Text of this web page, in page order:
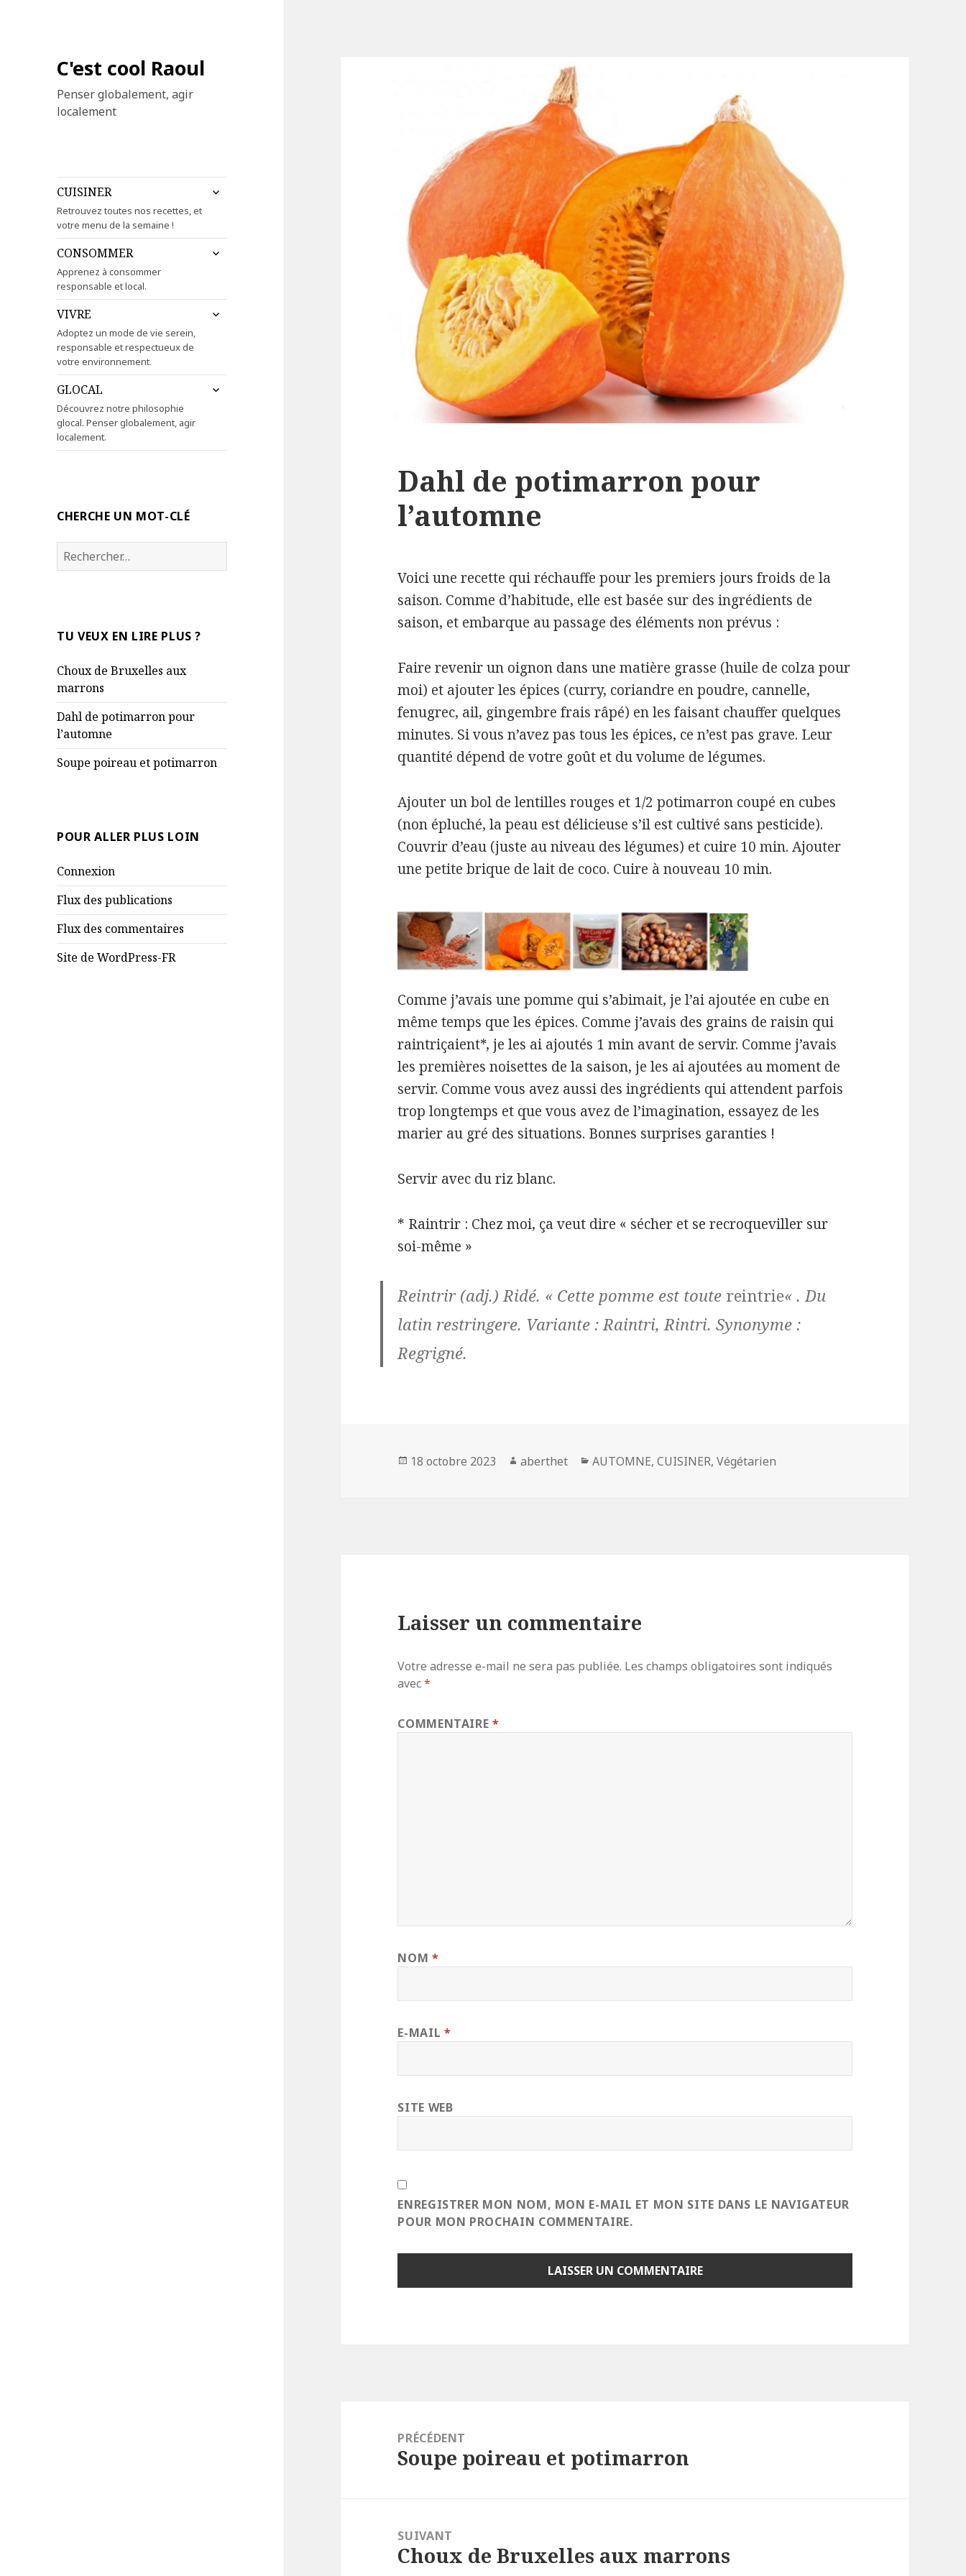
C'est cool Raoul
Penser globalement, agir
localement
CUISINER
Retrouvez toutes nos recettes, et
votre menu de la semaine !
ouvrir
menu
CONSOMMER
Apprenez à consommer
responsable et local.
ouvrir
menu
VIVRE
Adoptez un mode de vie serein,
responsable et respectueux de
votre environnement.
ouvrir
GLOCAL
Découvrez notre philosophie
glocal. Penser globalement, agir
localement.
ouvrir
CHERCHE UN MOT-CLÉ
Rechercher :
TU VEUX EN LIRE PLUS ?
Choux de Bruxelles aux
marrons
Dahl de potimarron pour
l’automne
Soupe poireau et potimarron
POUR ALLER PLUS LOIN
Connexion
Flux des publications
Flux des commentaires
Site de WordPress-FR
Dahl de potimarron pour
l’automne
Voici une recette qui réchauffe pour les premiers jours froids de la
saison. Comme d’habitude, elle est basée sur des ingrédients de
saison, et embarque au passage des éléments non prévus :
Faire revenir un oignon dans une matière grasse (huile de colza pour
moi) et ajouter les épices (curry, coriandre en poudre, cannelle,
fenugrec, ail, gingembre frais râpé) en les faisant chauffer quelques
minutes. Si vous n’avez pas tous les épices, ce n’est pas grave. Leur
quantité dépend de votre goût et du volume de légumes.
Ajouter un bol de lentilles rouges et 1/2 potimarron coupé en cubes
(non épluché, la peau est délicieuse s’il est cultivé sans pesticide).
Couvrir d’eau (juste au niveau des légumes) et cuire 10 min. Ajouter
une petite brique de lait de coco. Cuire à nouveau 10 min.
Comme j’avais une pomme qui s’abimait, je l’ai ajoutée en cube en
même temps que les épices. Comme j’avais des grains de raisin qui
raintriçaient*, je les ai ajoutés 1 min avant de servir. Comme j’avais
les premières noisettes de la saison, je les ai ajoutées au moment de
servir. Comme vous avez aussi des ingrédients qui attendent parfois
trop longtemps et que vous avez de l’imagination, essayez de les
marier au gré des situations. Bonnes surprises garanties !
Servir avec du riz blanc.
* Raintrir : Chez moi, ça veut dire « sécher et se recroqueviller sur
soi-même »
Reintrir (adj.) Ridé. « Cette pomme est toute reintrie« . Du
latin restringere. Variante :Raintri,Rintri. Synonyme :
Regrigné.
Publié
18 octobre 2023 Auteur
aberthet Catégories
AUTOMNE,CUISINER,Végétarien
Laisser un commentaire
Votre adresse e-mail ne sera pas publiée. Les champs obligatoires sont indiqués
avec*
COMMENTAIRE*
NOM *
E-MAIL *
SITE WEB
ENREGISTRER MON NOM, MON E-MAIL ET MON SITE DANS LE NAVIGATEUR
POUR MON PROCHAIN COMMENTAIRE.
l’article
PRÉCÉDENT
Article
Soupe poireau et potimarron
SUIVANT
Article
Choux de Bruxelles aux marrons